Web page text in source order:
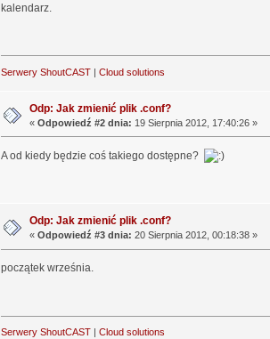
kalendarz.
Serwery ShoutCAST| Cloud solutions
Odp: Jak zmienić plik .conf?
« Odpowiedź #2 dnia: 19 Sierpnia 2012, 17:40:26 »
A od kiedy będzie coś takiego dostępne?
Odp: Jak zmienić plik .conf?
« Odpowiedź #3 dnia: 20 Sierpnia 2012, 00:18:38 »
początek września.
Serwery ShoutCAST| Cloud solutions